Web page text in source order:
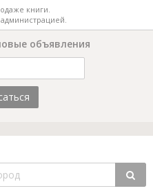
книги.
объявления